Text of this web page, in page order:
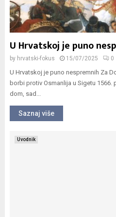
U Hrvatskoj je puno
by hrvatski-fokus 15/07/2025 0
U Hrvatskoj je puno nespremnih Za
borbi protiv Osmanlija u Sigetu
dom, sad...
Saznaj više
Uvodnik